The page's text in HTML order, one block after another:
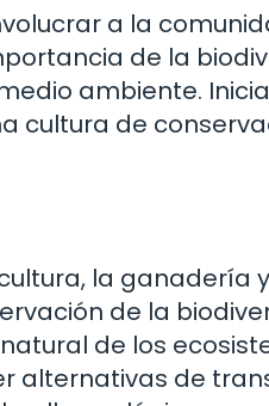
a la
de la
ambiente.
cultura de
la ganadería
de la
de los
alternativas de